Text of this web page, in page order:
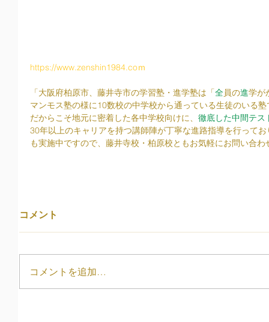
https://www.zenshin1984.coｍ
「大阪府柏原市、藤井寺市の学習塾・進学塾は「全員の進学が
マンモス塾の様に10数校の中学校から通っている生徒のいる
だからこそ地元に密着した各中学校向けに、 徹底した中間テス
30年以上のキャリアを持つ講師陣が丁寧な進路指導を行って
も実施中ですので、藤井寺校・柏原校ともお気軽にお問い合わ
コメント
コメントを追加…